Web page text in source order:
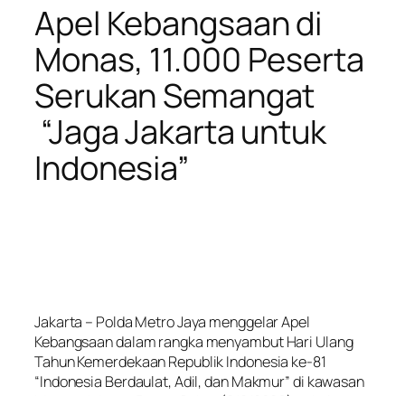
Apel Kebangsaan di
Monas, 11.000 Peserta
Serukan Semangat
“Jaga Jakarta untuk
Indonesia”
Jakarta – Polda Metro Jaya menggelar Apel
Kebangsaan dalam rangka menyambut Hari Ulang
Tahun Kemerdekaan Republik Indonesia ke-81
“Indonesia Berdaulat, Adil, dan Makmur” di kawasan